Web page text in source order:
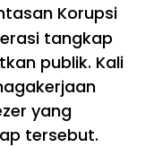
Korupsi
tangkap
publik. Kali
yang
tersebut.